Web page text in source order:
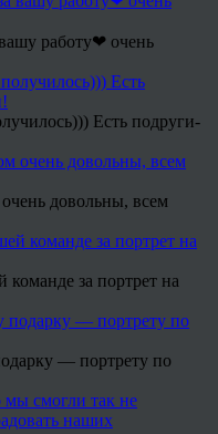
работу❤ очень
Есть подруги-
довольны, всем
за портрет на
— портрету по